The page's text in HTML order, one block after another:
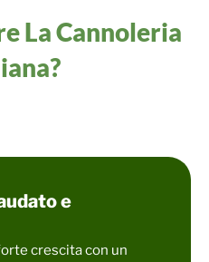
La Cannoleria
e
crescita con un